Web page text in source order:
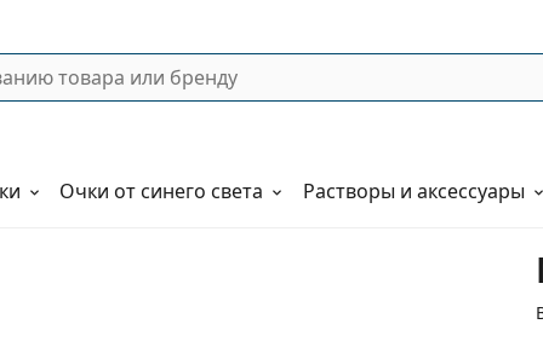
Очки от синего света Растворы и аксессуары